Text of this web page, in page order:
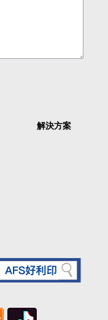
解決方案